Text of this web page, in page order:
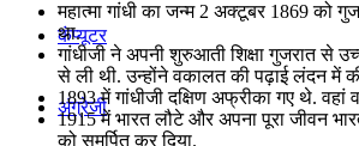
कंप्यूटर
अंग्रेजी
महात्मा गांधी का जन्म 2 अक्टूबर 1869 को
था.
गांधीजी ने अपनी शुरुआती शिक्षा गुजरात से उच्च
से ली थी. उन्होंने वकालत की पढ़ाई लंदन में
1893 में गांधीजी दक्षिण अफ्रीका गए थे. वहां
1915 में भारत लौटे और अपना पूरा जीवन
को समर्पित कर दिया.